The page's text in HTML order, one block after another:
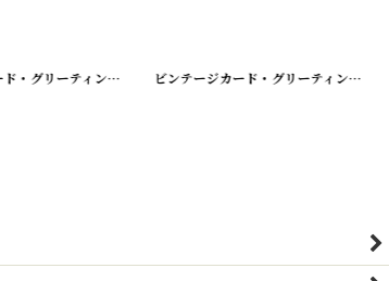
[ 210719-20]
ビンテージカード・グリーティング・バレンタイン・バースデー etc... [ 210719-
ビンテージカード・グリーティング・バレンタイン・バースデー etc...